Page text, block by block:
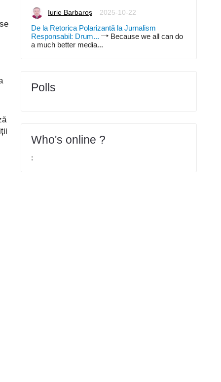
Iurie Barbaroș 2025-10-22
De la Retorica Polarizantă la Jurnalism
Responsabil: Drum...
Because we all can do
a much better media...
Polls
Who's online ?
: